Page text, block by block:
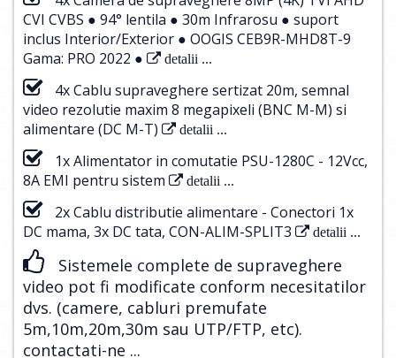
CVI CVBS ● 94° lentila ● 30m Infrarosu ● suport
inclus Interior/Exterior ● OOGIS CEB9R-MHD8T-9
Gama: PRO 2022 ●
detalii ...
4x Cablu supraveghere sertizat 20m, semnal
video rezolutie maxim 8 megapixeli (BNC M-M) si
alimentare (DC M-T)
detalii ...
1x Alimentator in comutatie PSU-1280C - 12Vcc,
8A EMI pentru sistem
detalii ...
2x Cablu distributie alimentare - Conectori 1x
DC mama, 3x DC tata, CON-ALIM-SPLIT3
detalii ...
Sistemele complete de supraveghere
video pot fi modificate conform necesitatilor
dvs. (camere, cabluri premufate
5m,10m,20m,30m sau UTP/FTP, etc).
contactati-ne ...